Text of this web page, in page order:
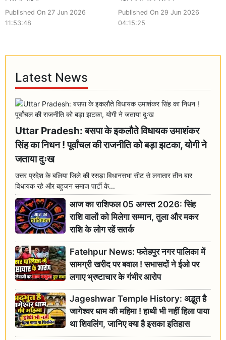
Published On 27 Jun 2026
11:53:48
Published On 29 Jun 2026
04:15:25
Latest News
Uttar Pradesh: बसपा के इकलौते विधायक उमाशंकर
सिंह का निधन ! पूर्वांचल की राजनीति को बड़ा झटका, योगी ने
जताया दुःख
उत्तर प्रदेश के बलिया जिले की रसड़ा विधानसभा सीट से लगातार तीन बार
विधायक रहे और बहुजन समाज पार्टी के...
आज का राशिफल 05 अगस्त 2026: सिंह
राशि वालों को मिलेगा सम्मान, तुला और मकर
राशि के लोग रहें सतर्क
Fatehpur News: फतेहपुर नगर पालिका में
सामग्री खरीद पर बवाल ! सभासदों ने ईओ पर
लगाए भ्रष्टाचार के गंभीर आरोप
Jageshwar Temple History: अद्भुत है
जागेश्वर धाम की महिमा ! हाथी भी नहीं हिला पाया
था शिवलिंग, जानिए क्या है इसका इतिहास